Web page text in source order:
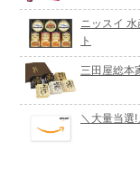
ニッスイ
ト
三田屋総本
＼大量当選